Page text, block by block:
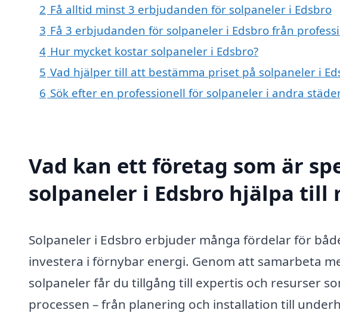
2 Få alltid minst 3 erbjudanden för solpaneler i Edsbro
3 Få 3 erbjudanden för solpaneler i Edsbro från
4 Hur mycket kostar solpaneler i Edsbro?
5 Vad hjälper till att bestämma priset på solpaneler i
6 Sök efter en professionell för solpaneler i andra
Vad kan ett företag som är
solpaneler i Edsbro hjälpa till
Solpaneler i Edsbro erbjuder många fördelar för
investera i förnybar energi. Genom att samarbeta
solpaneler får du tillgång till expertis och resurser
processen – från planering och installation till